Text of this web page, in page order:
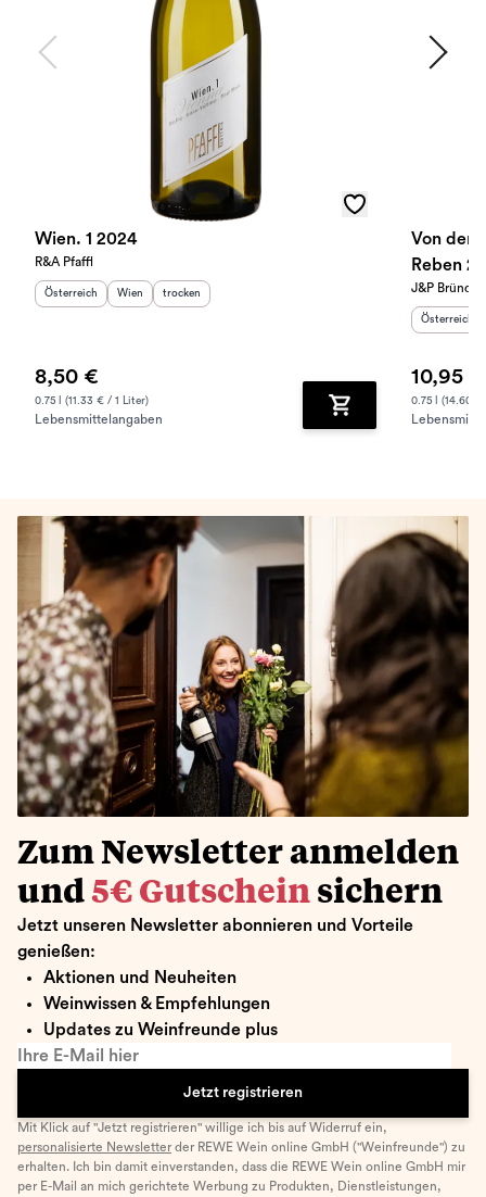
Wien. 1 2024
R&A Pfaffl
Herkunftsland
Österreich Herkunftsregion:
Wien Geschmack
trocken
8,50 €
0.75 l (11.33 € / 1 Liter)
Lebensmittelangaben Zum Warenkorb
Von den
Reben
J&P
Österreich
10,95 €
0.75 l (14.60 €
Zum Newsletter anmelden
und 5€ Gutschein sichern
Jetzt unseren Newsletter abonnieren und Vorteile
genießen:
Aktionen und Neuheiten
Weinwissen & Empfehlungen
Updates zu Weinfreunde plus
Ihre E-Mail hier
Jetzt registrieren
Mit Klick auf "Jetzt registrieren" willige ich bis auf Widerruf ein,
personalisierte Newsletter der REWE Wein online GmbH ("Weinfreunde") zu
erhalten. Ich bin damit einverstanden, dass die REWE Wein online GmbH mir
per E-Mail an mich gerichtete Werbung zu Produkten, Dienstleistungen,